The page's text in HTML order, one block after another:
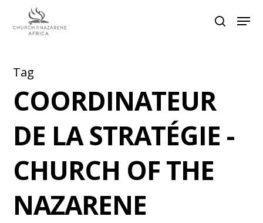
Hit enter to search or ESC to close
Tag
COORDINATEUR
DE LA STRATÉGIE -
CHURCH OF THE
NAZARENE